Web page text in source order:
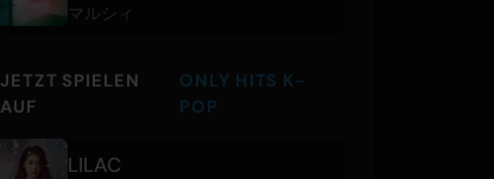
マルシィ
JETZT SPIELEN
AUF
ONLY HITS K-
POP
LILAC